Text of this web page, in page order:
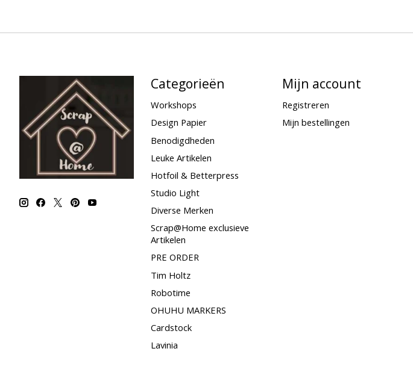
Categorieën
Workshops
Design Papier
Benodigdheden
Leuke Artikelen
Hotfoil & Betterpress
Studio Light
Diverse Merken
Scrap@Home exclusieve
Artikelen
PRE ORDER
Tim Holtz
Robotime
OHUHU MARKERS
Cardstock
Lavinia
Mijn account
Registreren
Mijn bestellingen